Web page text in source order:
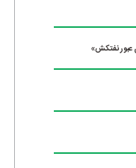
عبور نفتکش»